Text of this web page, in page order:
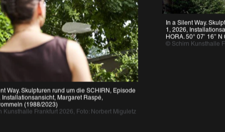
Way. Skulpturen rund um die SCHIRN, Episode
Margaret Raspé,
(1988/2023)
Frankfurt 2026, Foto: Norbert Miguletz
In a Silent Way.
1, 2026,
HORA. 50° 07′ 16″ N
© Schirn Kunsthalle